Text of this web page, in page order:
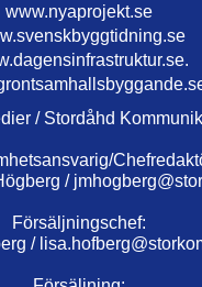
www.nyaprojekt.se
/ Stordåhd
/
Försäljningschef:
/